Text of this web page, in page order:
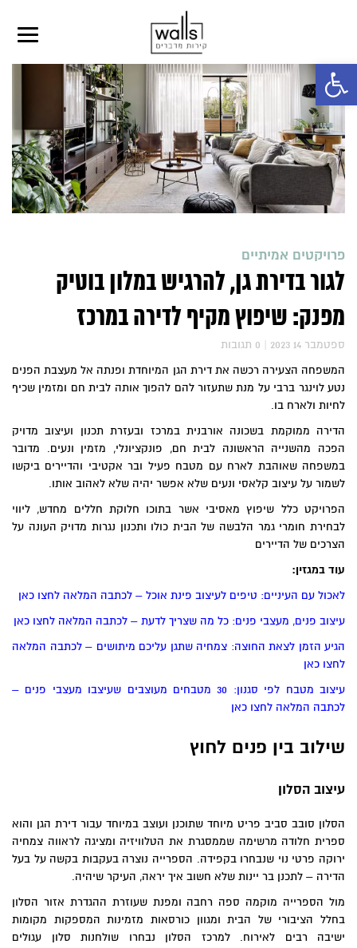
פתח סרגל נגישות
פרויקטים אמיתיים
לגור בדירת גן, להרגיש במלון בוטיק
מפנק: שיפוץ מקיף לדירה במרכז
2023 ספטמבר 14 0 תגובות
המשפחה הצעירה רכשה את דירת הגן המיוחדת ופנתה אל מעצבת הפנים
נטע לוינגר ברבי על מנת שתעזור להם להפוך אותה לבית חם ומזמין שכיף
לחיות ולארח בו.
הדירה ממוקמת בשכונה אורבנית במרכז ובעזרת תכנון ועיצוב מדויק
הפכה מהשנייה הראשונה לבית חם, פונקציונלי, מזמין ונעים. מדובר
במשפחה שאוהבת לארח עם מטבח פעיל ובר אקטיבי והדיירים ביקשו
לשמור על עיצוב קלאסי ונעים שלא אפשר יהיה שלא לאהוב אותו.
הפרויקט כלל שיפוץ מאסיבי אשר בתוכו חלוקת חללים מחדש, ליווי
לבחירת חומרי גמר הלבשה של הבית כולו ותכנון נגרות מדויק העונה על
הצרכים של הדיירים
עוד במגזין:
לאכול עם העיניים: טיפים לעיצוב פינת אוכל – לכתבה המלאה לחצו כאן
עיצוב פנים, מעצבי פנים: כל מה שצריך לדעת – לכתבה המלאה לחצו כאן
הגיע הזמן לצאת החוצה: צמחיה שתגן עליכם מיתושים – לכתבה המלאה
לחצו כאן
עיצוב מטבח לפי סגנון: 30 מטבחים מעוצבים שעיצבו מעצבי פנים –
לכתבה המלאה לחצו כאן
שילוב בין פנים לחוץ
עיצוב הסלון
הסלון סובב סביב פריט מיוחד שתוכנן ועוצב במיוחד עבור דירת הגן והוא
ספרית חלודה מרשימה שממסגרת את הטלוויזיה ומציגה לראווה צמחיה
ירוקה פרטי נוי שנבחרו בקפידה. הספרייה נוצרה בעקבות בקשה על בעל
הדירה – לתכנן בר יינות שלא חשוב איך יראה, העיקר שיהיה.
מול הספרייה מוקמה ספה רחבה ומפנת שעוזרת ההגדרת אזור הסלון
בחלל הציבורי של הבית ומגוון כורסאות מזמינות המספקות מקומות
ישיבה רבים לאירוח. למרכז הסלון נבחרו שולחנות סלון עגולים